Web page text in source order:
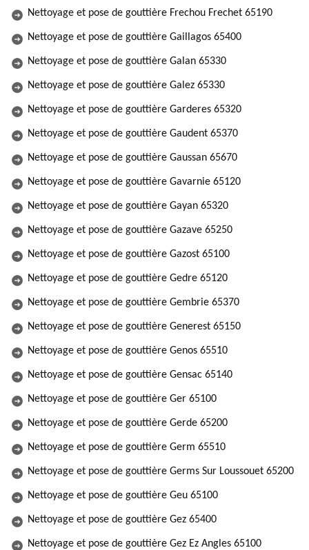
Nettoyage et pose de gouttière Frechou Frechet 65190
Nettoyage et pose de gouttière Gaillagos 65400
Nettoyage et pose de gouttière Galan 65330
Nettoyage et pose de gouttière Galez 65330
Nettoyage et pose de gouttière Garderes 65320
Nettoyage et pose de gouttière Gaudent 65370
Nettoyage et pose de gouttière Gaussan 65670
Nettoyage et pose de gouttière Gavarnie 65120
Nettoyage et pose de gouttière Gayan 65320
Nettoyage et pose de gouttière Gazave 65250
Nettoyage et pose de gouttière Gazost 65100
Nettoyage et pose de gouttière Gedre 65120
Nettoyage et pose de gouttière Gembrie 65370
Nettoyage et pose de gouttière Generest 65150
Nettoyage et pose de gouttière Genos 65510
Nettoyage et pose de gouttière Gensac 65140
Nettoyage et pose de gouttière Ger 65100
Nettoyage et pose de gouttière Gerde 65200
Nettoyage et pose de gouttière Germ 65510
Nettoyage et pose de gouttière Germs Sur Loussouet 65200
Nettoyage et pose de gouttière Geu 65100
Nettoyage et pose de gouttière Gez 65400
Nettoyage et pose de gouttière Gez Ez Angles 65100